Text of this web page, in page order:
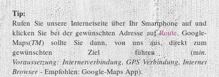
Tip:
Rufen Sie unsere Internetseite über Ihr Smartphone auf und
klicken Sie bei der gewünschten Adresse aufRoute. Google-
Maps(TM) sollte Sie dann, von uns aus, direkt zum
gewünschten Ziel führen (min.
Voraussetzung: Internetverbindung, GPS Verbindung, Internet
Browser- Empfohlen: Google-Maps App).